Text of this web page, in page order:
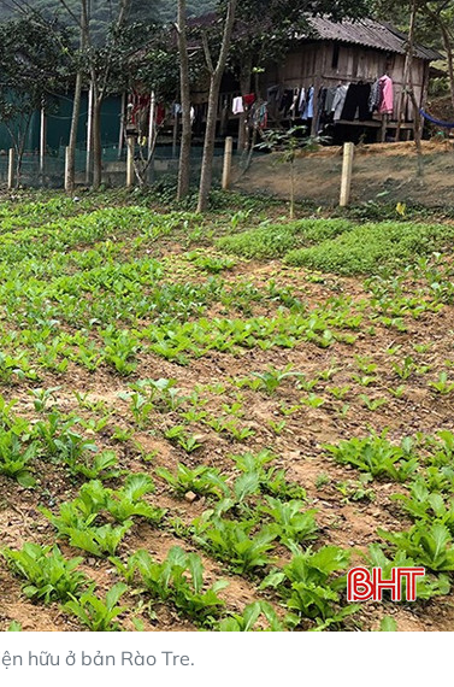
hữu ở bản Rào Tre.